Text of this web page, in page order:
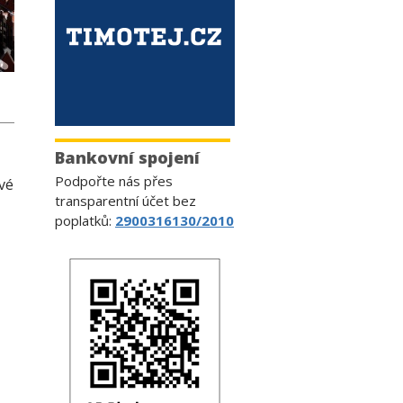
Bankovní spojení
Podpořte nás přes
transparentní účet bez
poplatků: 2900316130/2010